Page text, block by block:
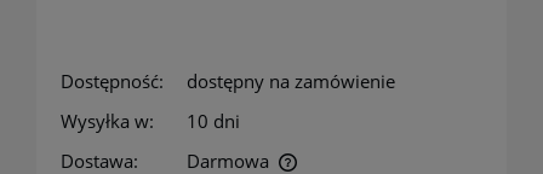
Dostępność:
dostępny na zamówienie
Wysyłka w:
10 dni
Dostawa:
Darmowa